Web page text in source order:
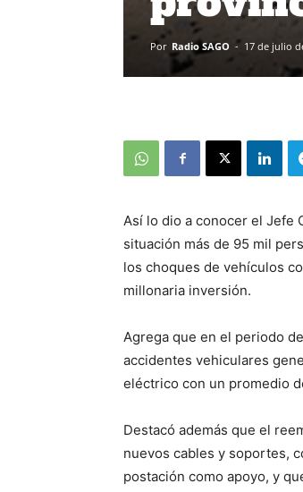
Por Radio SAGO - 17 de julio
Así lo dio a conocer el Jefe
situación más de 95 mil
los choques de vehículos
millonaria inversión.
Agrega que en el periodo
accidentes vehiculares
eléctrico con un promedio
Destacó además que el
nuevos cables y soportes,
postación como apoyo, y